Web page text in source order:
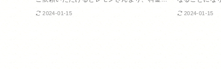
2024-01-15 2024-01-15